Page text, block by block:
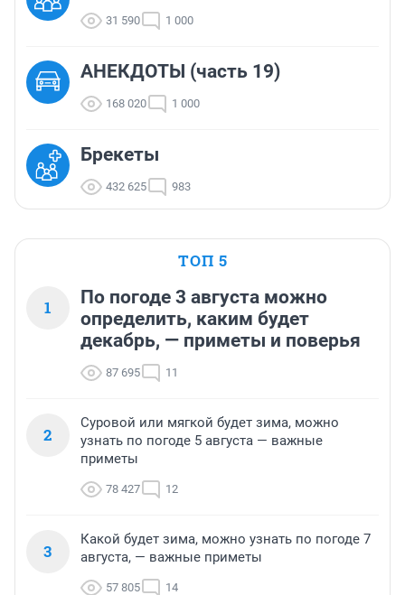
31 590 1 000
АНЕКДОТЫ (часть 19)
168 020 1 000
Брекеты
432 625 983
ТОП 5
1
По погоде 3 августа можно
определить, каким будет
декабрь, — приметы и поверья
87 695 11
2
Суровой или мягкой будет зима, можно
узнать по погоде 5 августа — важные
приметы
78 427 12
3
Какой будет зима, можно узнать по погоде 7
августа, — важные приметы
57 805 14